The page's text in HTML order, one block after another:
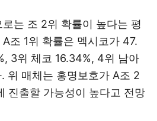
는 조 2위 확률이 높다는 평
조 1위 확률은 멕시코가 47.
3위 체코 16.34%, 4위 남아
위 매체는 홍명보호가 A조 2
진출할 가능성이 높다고 전망